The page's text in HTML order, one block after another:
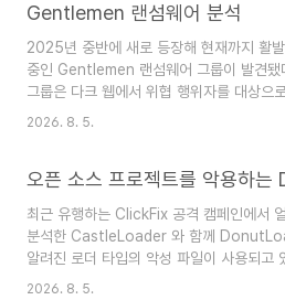
Gentlemen 랜섬웨어 분석
2025년 중반에 새로 등장해 현재까지 활
중인 Gentlemen 랜섬웨어 그룹이 발견됐
그룹은 다크 웹에서 위협 행위자를 대상으
어 서비스와 플랫폼을 홍보하며 Windows,
격에 성공한 피해자의 정보와 탈취한 데이터
취 전술을 사용하고 있다. Gentleme 랜섬
Go 언어 기반의 샘플로 Garble 난독화가
분석을 어렵게 하며 샘플마다 실행에 필요
패스워드를 가진다. 정확한 패스워드와 함께
2026. 8. 5.
최근 유행하는 ClickFix 공격 캠페인에서
분석한 CastleLoader 와 함께
알려진 로더 타입의 악성 파일이 사용되고
사실이 발견됐다.DonutLoader 는
2026. 8. 5.